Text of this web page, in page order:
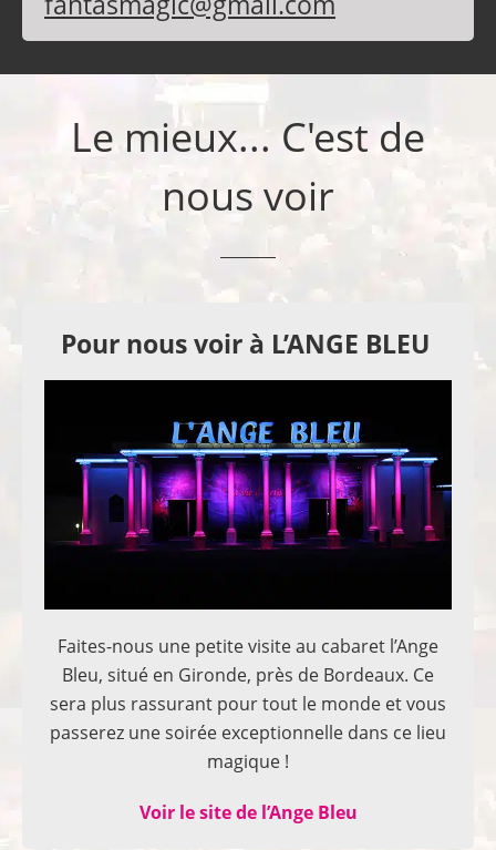
Le mieux... C'est de
nous voir
Pour nous voir à L’ANGE BLEU
Faites-nous une petite visite au cabaret l’Ange
Bleu, situé en Gironde, près de Bordeaux. Ce
sera plus rassurant pour tout le monde et vous
passerez une soirée exceptionnelle dans ce lieu
magique !
Voir le site de l’Ange Bleu